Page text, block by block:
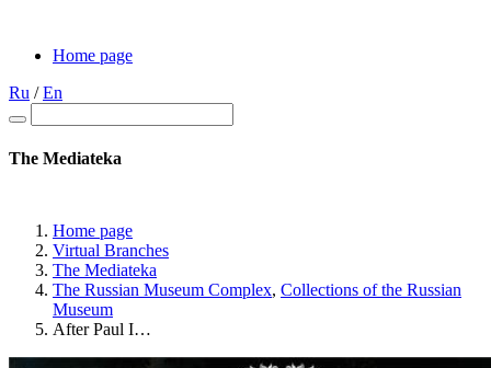
Home page
Ru /En
The Mediateka
Home page
Virtual Branches
The Mediateka
The Russian Museum Complex, Collections of the Russian
Museum
After Paul I…